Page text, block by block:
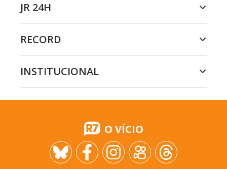
JR 24H
RECORD
INSTITUCIONAL
O VÍCIO